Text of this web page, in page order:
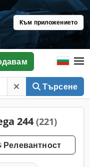
Към приложението
Търсене
244 (221)
Релевантност